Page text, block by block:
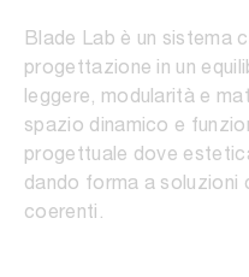
Blade Lab è un sistema
progettazione in un
leggere, modularità e
spazio dinamico e
progettuale dove
dando forma a soluzioni
coerenti.